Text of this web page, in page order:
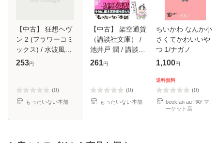
【中古】 狂想ヘヴ
ン 2 (フラワーコミ
ックス) / 水波風南
/ 小学館 [コミック]
253円
(0)
もったいない本舗
【中古】 架空通貨
（講談社文庫） /
池井戸 潤 / 講談社
[文庫]【メール便送
261円
(0)
もったいない本舗
ちいかわ なんか小
さくてかわいいや
つ 1/ナガノ
1,100円
送料無料
(0)
bookfan au PAY マ
ーケット店